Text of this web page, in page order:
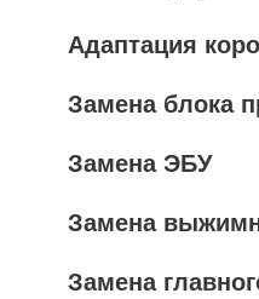
Адаптация
Замена блока
Замена ЭБУ
Замена
Замена